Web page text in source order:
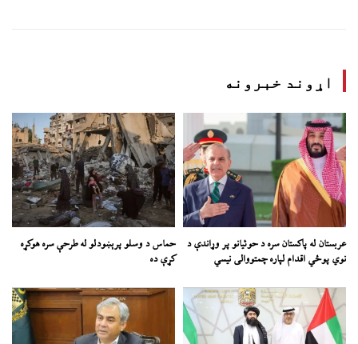
اړوند خبرونه
عربستان له پاکستان سره د حوثیانو پر وړاندې د
نوي پوځي اقدام لپاره چمتووالی نیسي
حماس د وسلو پرېښودلو له طرحې سره هوکړه
کړې ده